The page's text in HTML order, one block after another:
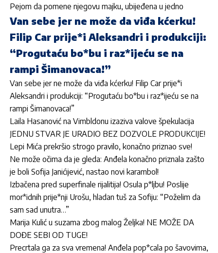
Pejom da pomene njegovu majku, ubijeđena u jedno
Van sebe jer ne može da viđa kćerku!
Filip Car prije*i Aleksandri i produkciji:
“Progutaću bo*bu i raz*ijeću se na
rampi Šimanovaca!”
Van sebe jer ne može da viđa kćerku! Filip Car prije*i
Aleksandri i produkciji: “Progutaću bo*bu i raz*ijeću se na
rampi Šimanovaca!”
Laila Hasanović na Vimbldonu izaziva valove špekulacija
JEDNU STVAR JE URADIO BEZ DOZVOLE PRODUKCIJE!
Lepi Mića prekršio strogo pravilo, konačno priznao sve!
Ne može očima da je gleda: Anđela konačno priznala zašto
je boli Sofija Janićijević, nastao novi karambol!
Izbačena pred superfinale rijalitija! Osula p*ljbu! Poslije
mor*idnih prije*nji Urošu, hladan tuš za Sofiju: “Poželim da
sam sad unutra…”
Marija Kulić u suzama zbog malog Željka! NE MOŽE DA
DOĐE SEBI OD TUGE!
Precrtala ga za sva vremena! Anđela pop*cala po šavovima,